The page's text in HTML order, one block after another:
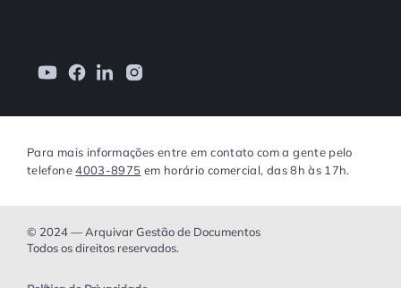
Para mais informações entre em contato com a gente pelo
telefone4003-8975 em horário comercial, das 8h às 17h.
© 2024 — Arquivar Gestão de Documentos
Todos os direitos reservados.